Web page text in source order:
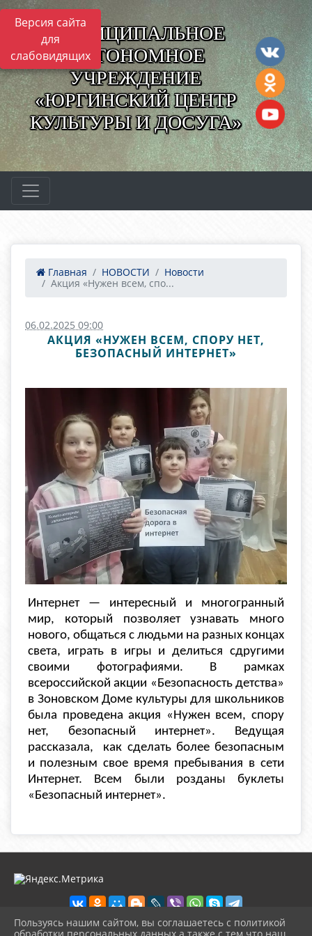
Версия сайта
для
слабовидящих
МУНИЦИПАЛЬНОЕ
АВТОНОМНОЕ
УЧРЕЖДЕНИЕ
«ЮРГИНСКИЙ ЦЕНТР
КУЛЬТУРЫ И ДОСУГА»
Главная НОВОСТИ
Новости
Акция «Нужен всем, спо...
06.02.2025 09:00
АКЦИЯ «НУЖЕН ВСЕМ, СПОРУ НЕТ,
БЕЗОПАСНЫЙ ИНТЕРНЕТ»
Интернет — интересный и многогранный
мир, который позволяет узнавать много
нового, общаться с людьми на разных концах
света, играть в игры и делиться сдругими
своими фотографиями. В рамках
всероссийской акции «Безопасность детства»
в Зоновском Доме культуры для школьников
была проведена акция «Нужен всем, спору
нет, безопасный интернет». Ведущая
рассказала, как сделать более безопасным
и полезным свое время пребывания в сети
Интернет. Всем были розданы буклеты
«Безопасный интернет».
Пользуясь нашим сайтом, вы соглашаетесь с политикой